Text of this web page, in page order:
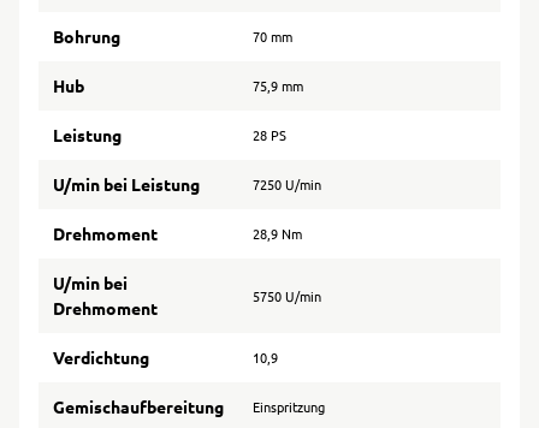
Bohrung 70 mm
Hub 75,9 mm
Leistung 28 PS
U/min bei Leistung 7250 U/min
Drehmoment 28,9 Nm
U/min bei
Drehmoment
5750 U/min
Verdichtung 10,9
Gemischaufbereitung Einspritzung